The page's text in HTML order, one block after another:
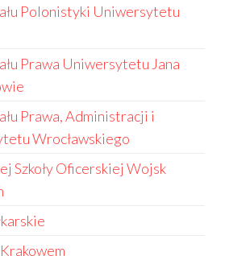
Polonistyki Uniwersytetu
Prawa Uniwersytetu Jana
Prawa, Administracji i
Wrocławskiego
Szkoły Oficerskiej Wojsk